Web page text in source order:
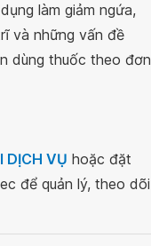
làm giảm ngứa,
và những vấn đề
dùng thuốc theo đơn
DỊCH VỤ hoặc đặt
để quản lý, theo dõi